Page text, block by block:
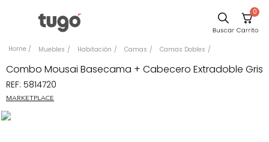
0
Muebles Habitación Camas Camas Dobles
Combo Mousai Basecama + Cabecero Extradoble Gris
REF: 5814720
MARKETPLACE
Comedor
Escritorio